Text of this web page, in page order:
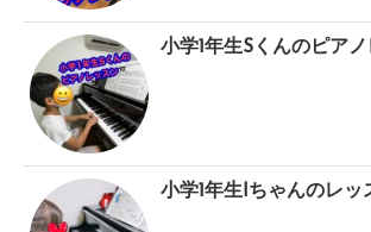
小学1年生Sくんのピア
小学1年生Iちゃんのレッ